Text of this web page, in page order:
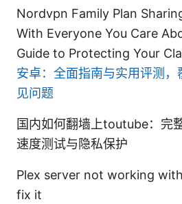
Nordvpn Family Plan
With Everyone You Care
Guide to Protecting Your
安卓：全面指南与实用评测
见问题
国内如何翻墙上toutube：完
速度测试与隐私保护
Plex server not working
fix it